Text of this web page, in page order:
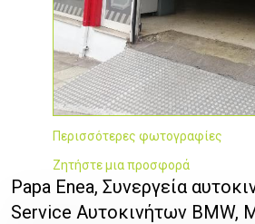
Περισσότερες φωτογραφίες
Ζητήστε μια προσφορά
Papa Enea, Συνεργεία
Service Αυτοκινήτων BMW,